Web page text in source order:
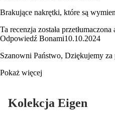
Brakujące nakrętki, które są
Ta recenzja została
Odpowiedź Bonami10.10.2024
Szanowni Państwo, Dziękujemy
Pokaż więcej
Kolekcja Eigen